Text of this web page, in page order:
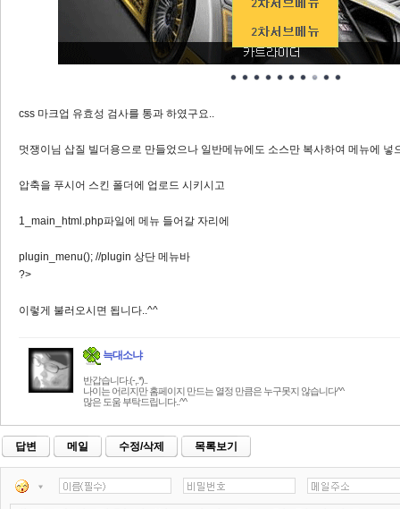
css 마크업 유효성 검사를 통과 하였구요..
멋쟁이님 삽질 빌더용으로 만들었으나 일반메뉴에도 소스만 복사하여 메뉴에 넣
압축을 푸시어 스킨 폴더에 업로드 시키시고
1_main_html.php파일에 메뉴 들어갈 자리에
plugin_menu(); //plugin 상단 메뉴바
?>
이렇게 불러오시면 됩니다..^^
늑대소냐
반갑습니다.(-,.*)..
나이는 어리지만 홈페이지 만드는 열정 만큼은 누구못지 않습니다^^
많은 도움 부탁드립니다..^^
답변 메일 수정/삭제 목록보기